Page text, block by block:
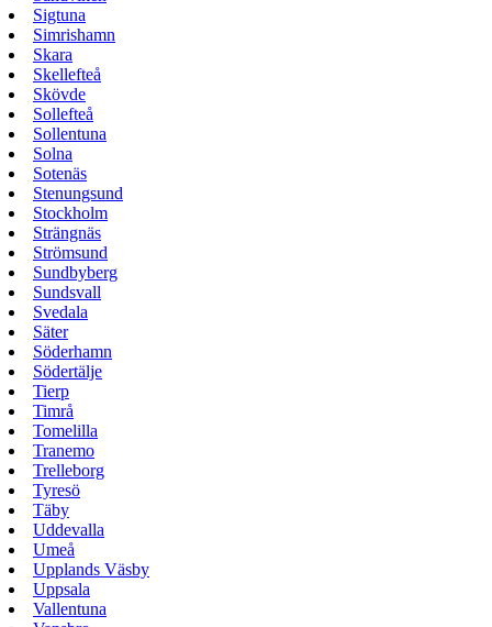
Sigtuna
Simrishamn
Skara
Skellefteå
Skövde
Sollefteå
Sollentuna
Solna
Sotenäs
Stenungsund
Stockholm
Strängnäs
Strömsund
Sundbyberg
Sundsvall
Svedala
Säter
Söderhamn
Södertälje
Tierp
Timrå
Tomelilla
Tranemo
Trelleborg
Tyresö
Täby
Uddevalla
Umeå
Upplands Väsby
Uppsala
Vallentuna